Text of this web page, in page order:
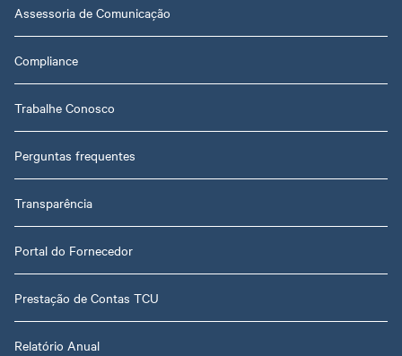
Assessoria de Comunicação
Compliance
Trabalhe Conosco
Perguntas frequentes
Transparência
Portal do Fornecedor
Prestação de Contas TCU
Relatório Anual